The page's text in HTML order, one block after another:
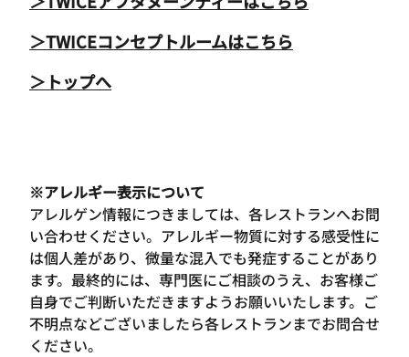
＞TWICEコンセプトルームはこちら
＞トップへ
※アレルギー表示について
アレルゲン情報につきましては、各レストランへお問
い合わせください。アレルギー物質に対する感受性に
は個人差があり、微量な混入でも発症することがあり
ます。最終的には、専門医にご相談のうえ、お客様ご
自身でご判断いただきますようお願いいたします。ご
不明点などございましたら各レストランまでお問合せ
ください。